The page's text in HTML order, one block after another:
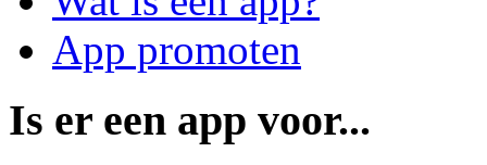
App promoten
Is er een app voor...